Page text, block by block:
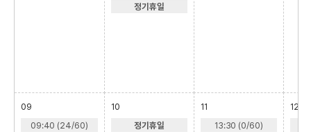
정기휴일
09
09:40 (24/60)
10
정기휴일
11
13:30 (0/60)
12